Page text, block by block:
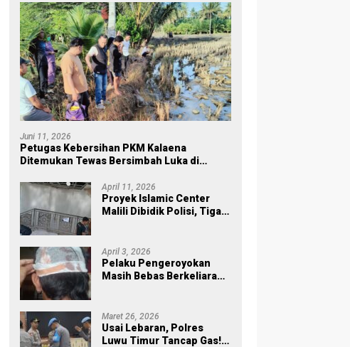
Juni 11, 2026
Petugas Kebersihan PKM Kalaena
Ditemukan Tewas Bersimbah Luka di
April 11, 2026
Proyek Islamic Center
Malili Dibidik Polisi, Tiga
April 3, 2026
Pelaku Pengeroyokan
Masih Bebas Berkeliaran,
Mandek
Maret 26, 2026
Usai Lebaran, Polres
Luwu Timur Tancap Gas!